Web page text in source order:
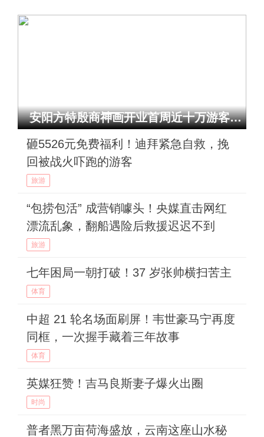
安阳方特殷商神画开业首周近十万游客打卡！殷商文脉凭啥这么火？
砸5526元免费福利！迪拜紧急自救，挽
回被战火吓跑的游客
旅游
“包捞包活” 成营销噱头！央媒直击网红
漂流乱象，翻船遇险后救援迟迟不到
旅游
七年困局一朝打破！37 岁张帅横扫苦主
体育
中超 21 轮名场面刷屏！韦世豪马宁再度
同框，一次握手藏着三年故事
体育
英媒狂赞！吉马良斯妻子爆火出圈
时尚
普者黑万亩荷海盛放，云南这座山水秘